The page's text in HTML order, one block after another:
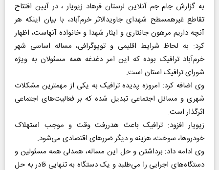
به گزارش جام جم آنلاین لرستان فرهاد زیویار ، در آیین افتتاح
تقاطع غیرهمسطح شهدای جاویدالاثر خرم‌آباد، با بیان اینکه هر
آنچه داریم مرهون جانثاری و ایثار شهدا و خانواده آنهاست، اظهار
کرد: به لحاظ شرایط اقلیمی و توپوگرافی، مساله اساسی شهر
خرم‌آباد ترافیک بوده که این امر دغدغه همه مسئولان به ویژه
شورای ترافیک استان است.
وی اضافه کرد: امروزه پدیده ترافیک به یکی از مهمترین مشکلات
شهری و مسائل اجتماعی تبدیل شده که بر فعالیت‌های اجتماعی
اثرگذار است.
زیویار افزود: ترافیک باعث هدررفت وقت و موجب استهلاک
خودروها، سوخت، هزینه و دیگر ضررهای اقتصادی می‌شود.
وی ادامه داد: برداشتن و حل این مساله، همدلی همه مسئولین و
دستگاه‌های اجرایی را می‌طلبد و یک دستگاه به تنهایی قادر به حل